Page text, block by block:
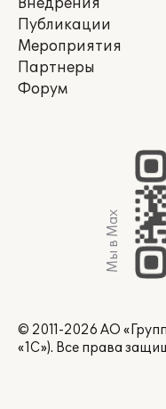
Внедрения
Публикации
Мероприятия
Партнеры
Форум
Мы в Max
© 2011-2026 АО
«1С»). Все права